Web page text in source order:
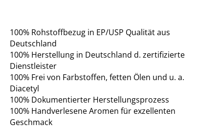
100% Rohstoffbezug in EP/USP Qualität aus
Deutschland
100% Herstellung in Deutschland d. zertifizierte
Dienstleister
100% Frei von Farbstoffen, fetten Ölen und u. a.
Diacetyl
100% Dokumentierter Herstellungsprozess
100% Handverlesene Aromen für exzellenten
Geschmack